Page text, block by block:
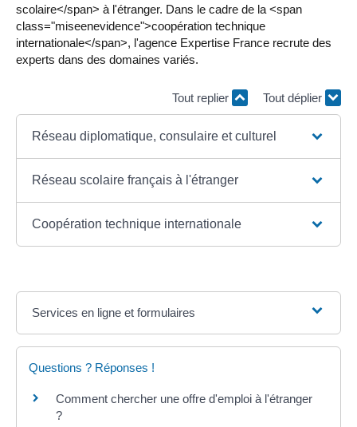
scolaire</span> à l'étranger. Dans le cadre de la <span
class="miseenevidence">coopération technique
internationale</span>, l'agence Expertise France recrute des
experts dans des domaines variés.
Tout replier Tout déplier
Réseau diplomatique, consulaire et culturel
Réseau scolaire français à l'étranger
Coopération technique internationale
Services en ligne et formulaires
Questions ? Réponses !
Comment chercher une offre d'emploi à l'étranger
?